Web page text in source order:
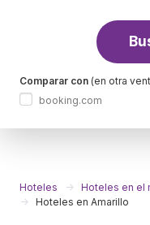
Comparar con (en otra
booking.com
Hoteles Hoteles en el
Hoteles en Amarillo